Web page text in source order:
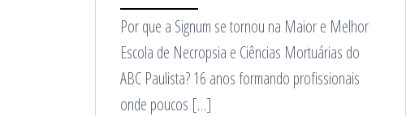
Por que a Signum se tornou na Maior e Melhor
Escola de Necropsia e Ciências Mortuárias do
ABC Paulista? 16 anos formando profissionais
onde poucos […]